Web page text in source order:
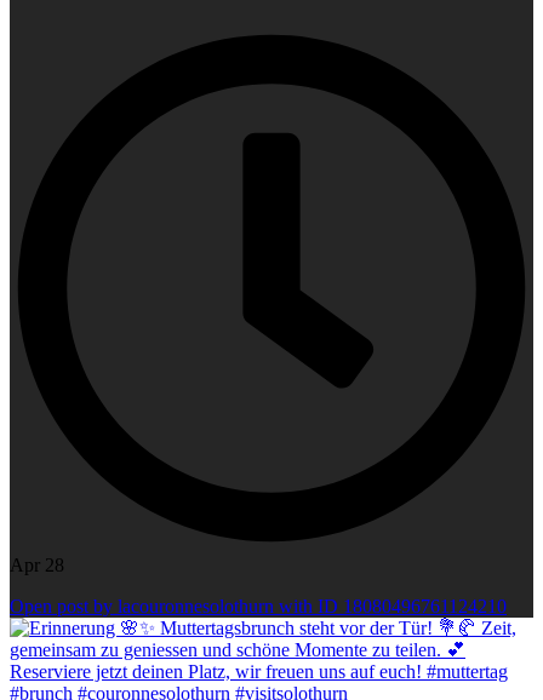
Apr 28
Open post by lacouronnesolothurn with ID 18080496761124210